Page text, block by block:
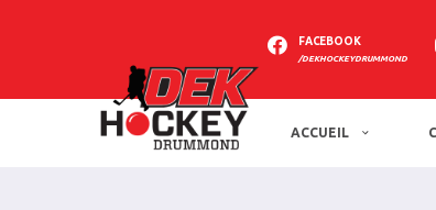
FACEBOOK
/DEKHOCKEYDRUMMOND
ACCUEIL